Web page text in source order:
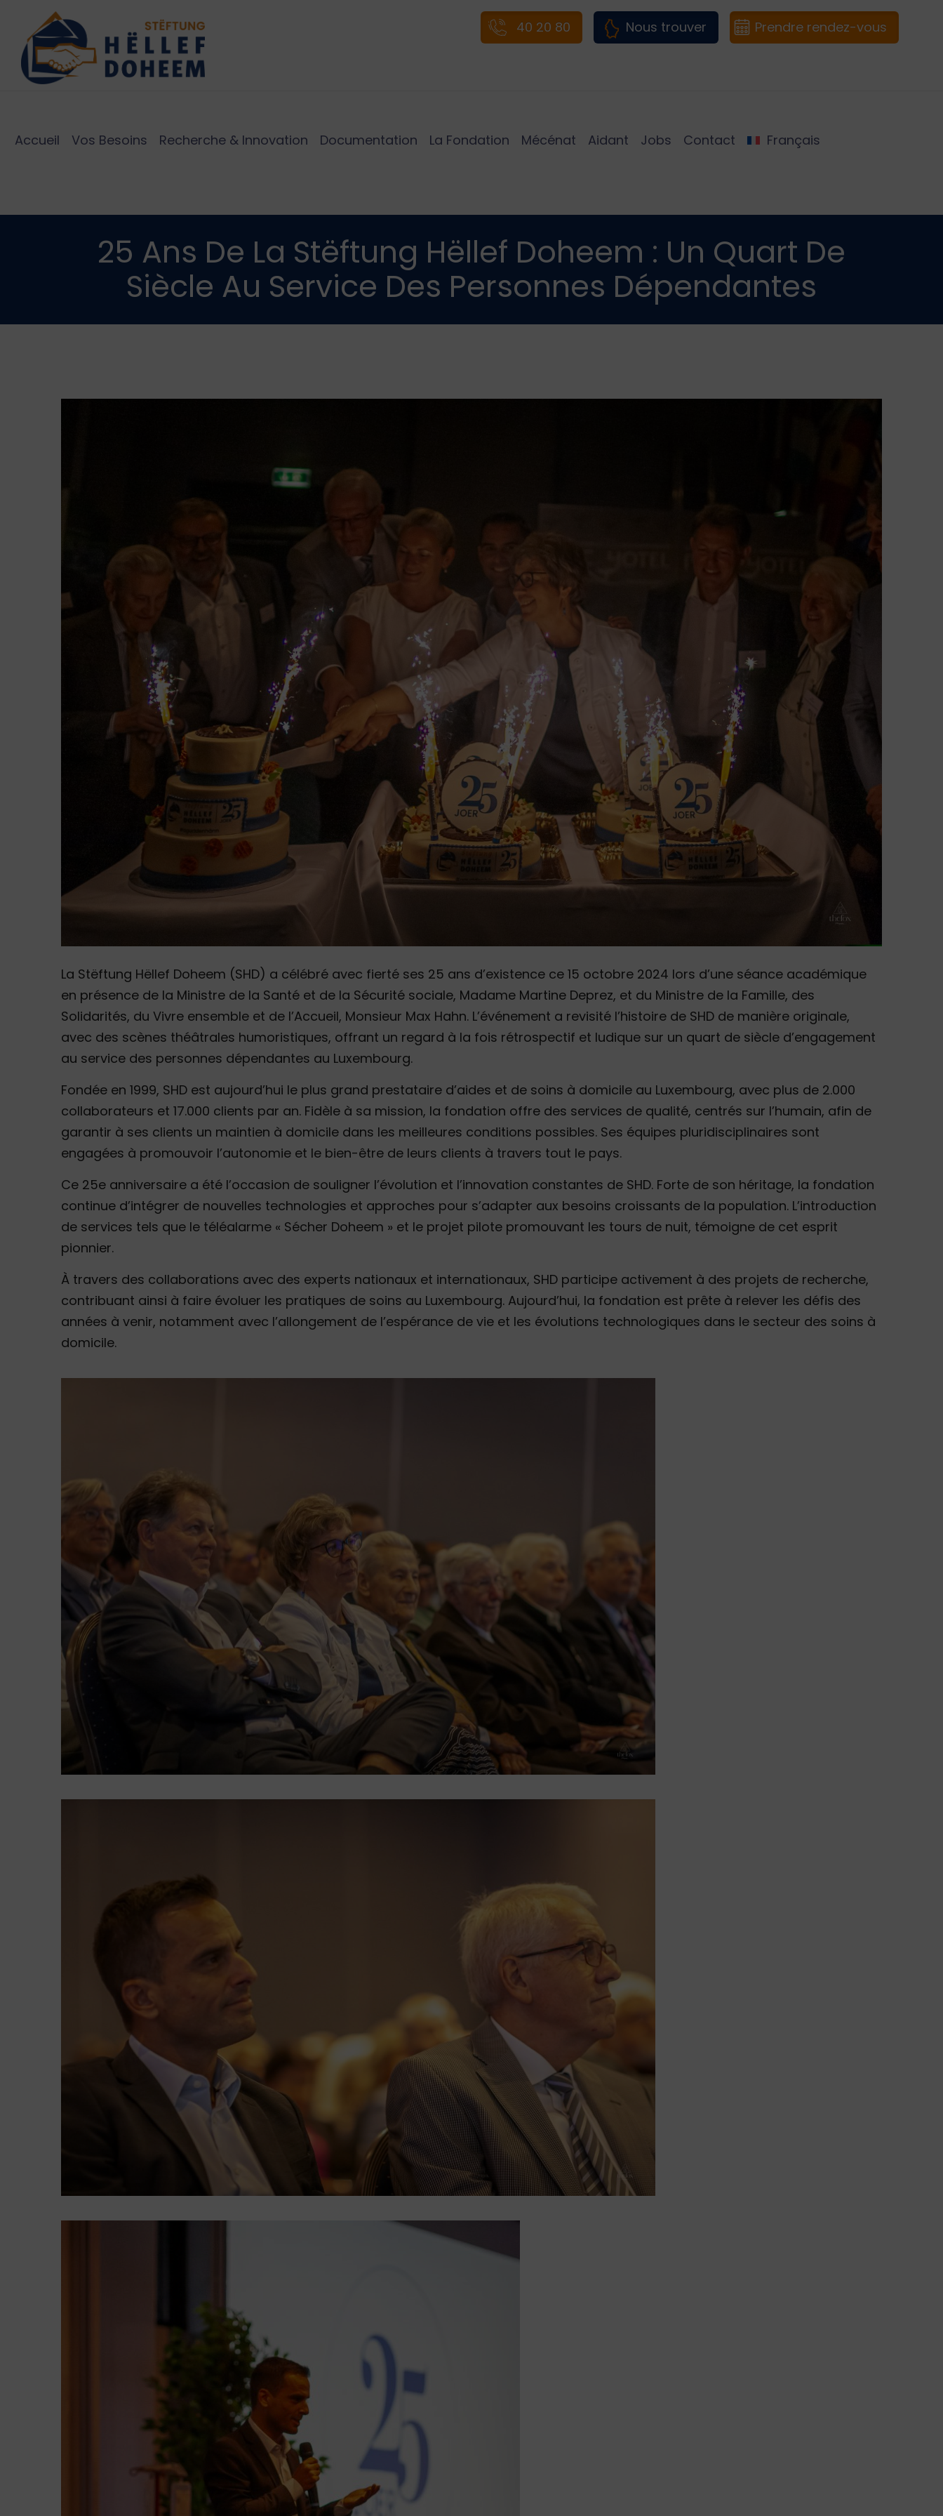
40 20 80 Nous trouver Prendre rendez-vous
Accueil Vos Besoins Recherche & Innovation Documentation La Fondation Mécénat Aidant Jobs Contact Français
25 Ans De La Stëftung Hëllef Doheem : Un Quart De
Siècle Au Service Des Personnes Dépendantes
La Stëftung Hëllef Doheem (SHD) a célébré avec fierté ses 25 ans d’existence ce 15 octobre 2024 lors d’une séance académique
en présence de la Ministre de la Santé et de la Sécurité sociale, Madame Martine Deprez, et du Ministre de la Famille, des
Solidarités, du Vivre ensemble et de l’Accueil, Monsieur Max Hahn. L’événement a revisité l’histoire de SHD de manière originale,
avec des scènes théâtrales humoristiques, offrant un regard à la fois rétrospectif et ludique sur un quart de siècle d’engagement
au service des personnes dépendantes au Luxembourg.
Fondée en 1999, SHD est aujourd’hui le plus grand prestataire d’aides et de soins à domicile au Luxembourg, avec plus de 2.000
collaborateurs et 17.000 clients par an. Fidèle à sa mission, la fondation offre des services de qualité, centrés sur l’humain, afin de
garantir à ses clients un maintien à domicile dans les meilleures conditions possibles. Ses équipes pluridisciplinaires sont
engagées à promouvoir l’autonomie et le bien-être de leurs clients à travers tout le pays.
Ce 25e anniversaire a été l’occasion de souligner l’évolution et l’innovation constantes de SHD. Forte de son héritage, la fondation
continue d’intégrer de nouvelles technologies et approches pour s’adapter aux besoins croissants de la population. L’introduction
de services tels que le téléalarme « Sécher Doheem » et le projet pilote promouvant les tours de nuit, témoigne de cet esprit
pionnier.
À travers des collaborations avec des experts nationaux et internationaux, SHD participe activement à des projets de recherche,
contribuant ainsi à faire évoluer les pratiques de soins au Luxembourg. Aujourd’hui, la fondation est prête à relever les défis des
années à venir, notamment avec l’allongement de l’espérance de vie et les évolutions technologiques dans le secteur des soins à
domicile.